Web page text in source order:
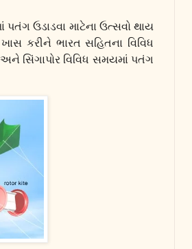
ઉડાડવા માટેના ઉત્સવો થાય
કરીને ભારત સહિતના વિવિધ
સિંગાપોર વિવિધ સમયમાં પતંગ